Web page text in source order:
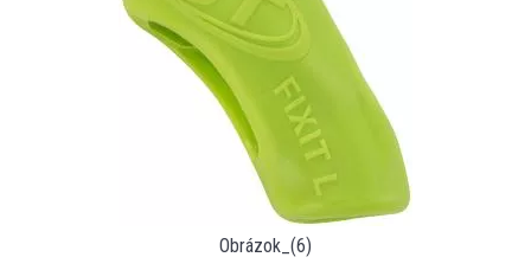
Obrázok_(6)